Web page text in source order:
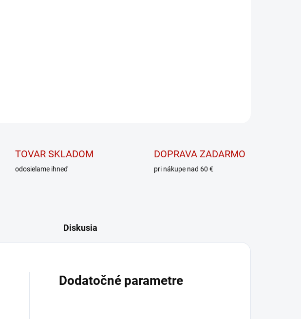
TOVAR SKLADOM
odosielame ihneď
DOPRAVA ZADARMO
pri nákupe nad 60 €
Diskusia
Dodatočné parametre